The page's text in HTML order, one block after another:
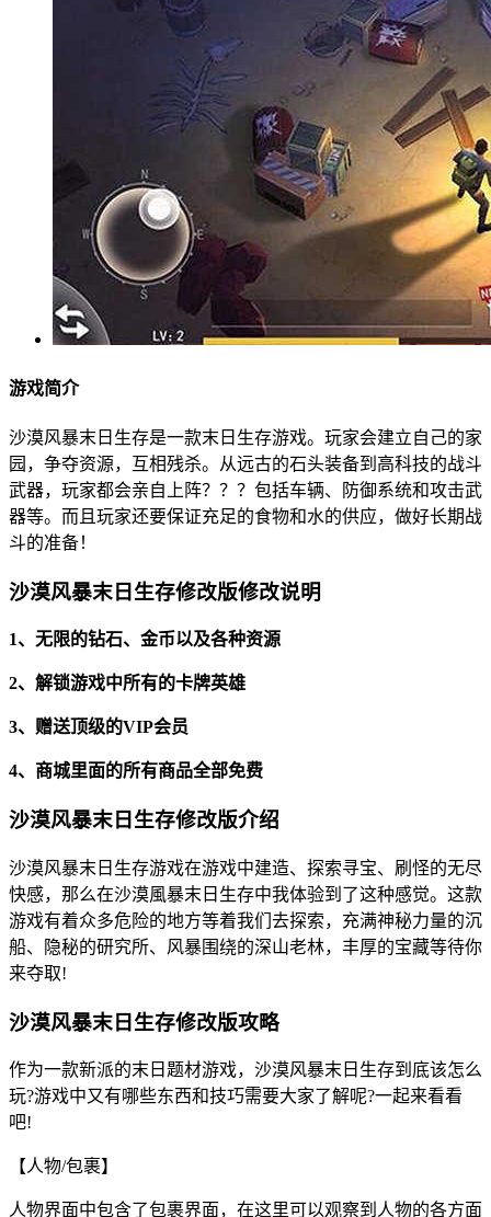
游戏简介
沙漠风暴末日生存是一款末日生存游戏。玩家会建立自己的家
园，争夺资源，互相残杀。从远古的石头装备到高科技的战斗
武器，玩家都会亲自上阵？？？包括车辆、防御系统和攻击武
器等。而且玩家还要保证充足的食物和水的供应，做好长期战
斗的准备！
沙漠风暴末日生存修改版修改说明
1、无限的钻石、金币以及各种资源
2、解锁游戏中所有的卡牌英雄
3、赠送顶级的VIP会员
4、商城里面的所有商品全部免费
沙漠风暴末日生存修改版介绍
沙漠风暴末日生存游戏在游戏中建造、探索寻宝、刷怪的无尽
快感，那么在沙漠風暴末日生存中我体验到了这种感觉。这款
游戏有着众多危险的地方等着我们去探索，充满神秘力量的沉
船、隐秘的研究所、风暴围绕的深山老林，丰厚的宝藏等待你
来夺取!
沙漠风暴末日生存修改版攻略
作为一款新派的末日题材游戏，沙漠风暴末日生存到底该怎么
玩?游戏中又有哪些东西和技巧需要大家了解呢?一起来看看
吧!
【人物/包裹】
人物界面中包含了包裹界面，在这里可以观察到人物的各方面